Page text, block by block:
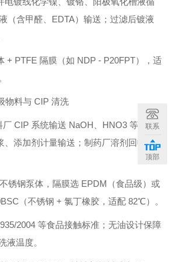
（含甲醛、EDTA）输送；过滤后镀液
+ PTFE 隔膜（如 NDP - P20FPT），适
物料与 CIP 清洗
CIP 系统输送 NaOH、HNO3 等强碱强
、添加剂计量输送；制药厂溶剂回收与无
锈钢泵体，隔膜选 EPDM（食品级）或
（不锈钢 + 氯丁橡胶，适配 82℃）。
2004 等食品接触标准；无油设计保障
液温度。
联系
顶部